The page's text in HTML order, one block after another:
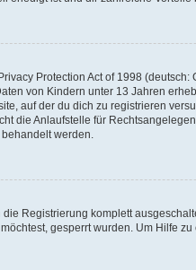
Protection Act of 1998
von Kindern unter 13 Jahren
auf der du dich zu registrieren
die Anlaufstelle für
werden.
Registrierung komplett
gesperrt wurden. Um Hilfe